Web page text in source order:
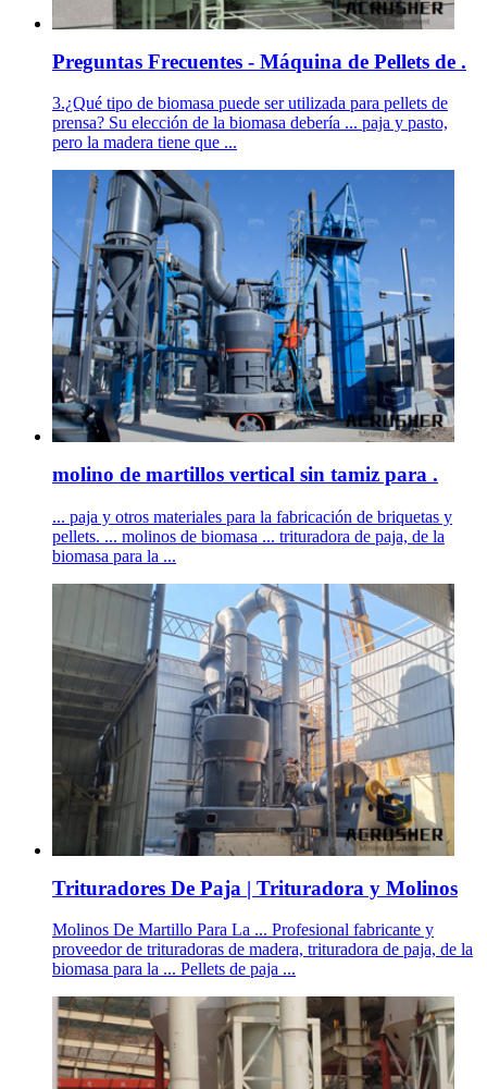
Preguntas Frecuentes - Máquina de Pellets de .
3.¿Qué tipo de biomasa puede ser utilizada para pellets de
prensa? Su elección de la biomasa debería ... paja y pasto,
pero la madera tiene que ...
molino de martillos vertical sin tamiz para .
... paja y otros materiales para la fabricación de briquetas y
pellets. ... molinos de biomasa ... trituradora de paja, de la
biomasa para la ...
Trituradores De Paja | Trituradora y Molinos
Molinos De Martillo Para La ... Profesional fabricante y
proveedor de trituradoras de madera, trituradora de paja, de la
biomasa para la ... Pellets de paja ...